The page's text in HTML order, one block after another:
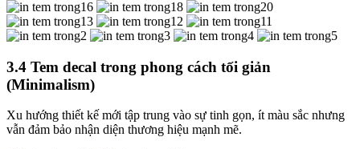
3.4 Tem decal trong phong cách tối giản
(Minimalism)
Xu hướng thiết kế mới tập trung vào sự tinh gọn, ít màu sắc nhưng
vẫn đảm bảo nhận diện thương hiệu mạnh mẽ.